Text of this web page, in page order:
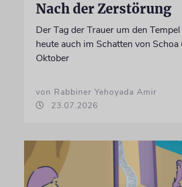
Nach der Zerstörung
Der Tag der Trauer um den
heute auch im Schatten von Schoa
Oktober
von Rabbiner Yehoyada Amir
23.07.2026